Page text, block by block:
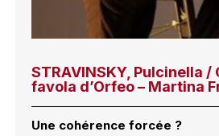
STRAVINSKY, Pulcinella /
favola d’Orfeo – Martina
Une cohérence forcée ?